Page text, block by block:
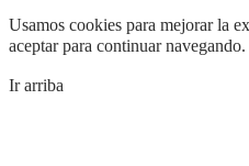
Usamos cookies para mejorar la experiencia del usuario. Selecciona
aceptar para continuar navegando.
Ir arriba